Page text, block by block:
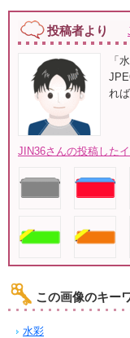
投稿者より
「
れ
JIN36さんの投稿した
この画像のキー
水彩